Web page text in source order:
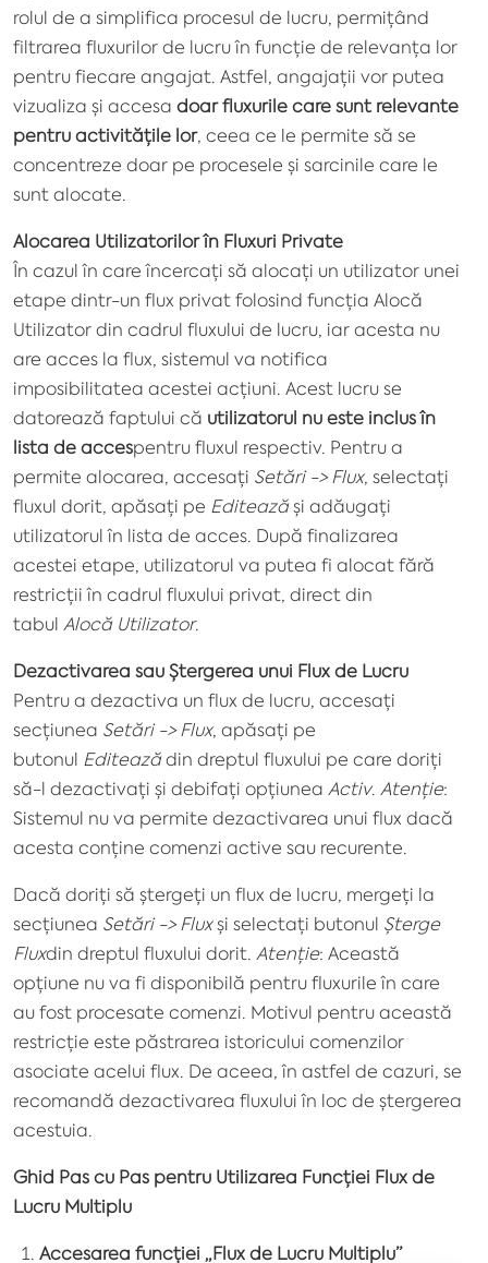
rolul de a simplifica procesul de lucru, permițând
filtrarea fluxurilor de lucru în funcție de relevanța lor
pentru fiecare angajat. Astfel, angajații vor putea
vizualiza și accesa doar fluxurile care sunt relevante
pentru activitățile lor, ceea ce le permite să se
concentreze doar pe procesele și sarcinile care le
sunt alocate.
Alocarea Utilizatorilor în Fluxuri Private
În cazul în care încercați să alocați un utilizator unei
etape dintr-un flux privat folosind funcția Alocă
Utilizator din cadrul fluxului de lucru, iar acesta nu
are acces la flux, sistemul va notifica
imposibilitatea acestei acțiuni. Acest lucru se
datorează faptului că utilizatorul nu este inclus în
lista de accespentru fluxul respectiv. Pentru a
permite alocarea, accesați Setări -> Flux, selectați
fluxul dorit, apăsați pe Editeazăși adăugați
utilizatorul în lista de acces. După finalizarea
acestei etape, utilizatorul va putea fi alocat fără
restricții în cadrul fluxului privat, direct din
tabul Alocă Utilizator.
Dezactivarea sau Ștergerea unui Flux de Lucru
Pentru a dezactiva un flux de lucru, accesați
secțiunea Setări -> Flux, apăsați pe
butonul Editeazădin dreptul fluxului pe care doriți
să-l dezactivați și debifați opțiunea Activ. Atenție:
Sistemul nu va permite dezactivarea unui flux dacă
acesta conține comenzi active sau recurente.
Dacă doriți să ștergeți un flux de lucru, mergeți la
secțiunea Setări -> Fluxși selectați butonul Șterge
Fluxdin dreptul fluxului dorit. Atenție: Această
opțiune nu va fi disponibilă pentru fluxurile în care
au fost procesate comenzi. Motivul pentru această
restricție este păstrarea istoricului comenzilor
asociate acelui flux. De aceea, în astfel de cazuri, se
recomandă dezactivarea fluxului în loc de ștergerea
acestuia.
Ghid Pas cu Pas pentru Utilizarea Funcției Flux de
Lucru Multiplu
Accesarea funcției „Flux de Lucru Multiplu”